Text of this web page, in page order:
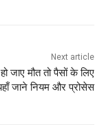
Next article
जाए मौत तो पैसों के लिए
जाने नियम और प्रोसेस